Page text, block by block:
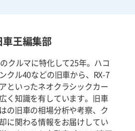
王編集部
クルマに特化して25年。ハコ
クル40などの旧車から、RX-7
といったネオクラシックカー
く知識を有しています。旧車
の旧車の相場分析や考察、ク
に関わる情報をお届けしてい